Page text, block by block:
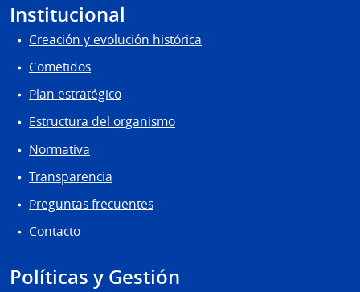
Institucional
Creación y evolución histórica
Cometidos
Plan estratégico
Estructura del organismo
Normativa
Transparencia
Preguntas frecuentes
Contacto
Políticas y Gestión